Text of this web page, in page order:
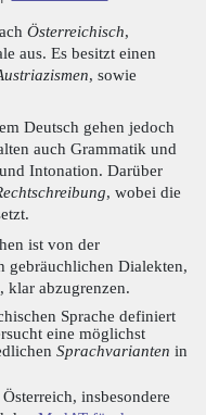
Österreichisch,
aus. Es besitzt einen
, sowie
Deutsch gehen jedoch
auch Grammatik und
Intonation. Darüber
, wobei die
ist von der
gebräuchlichen Dialekten,
klar abzugrenzen.
Sprache definiert
eine möglichst
Sprachvarianten in
insbesondere